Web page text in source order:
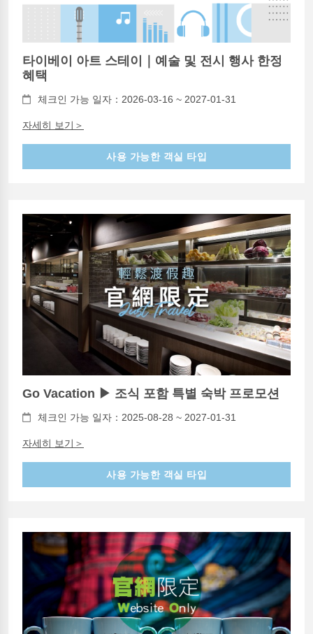
타이베이 아트 스테이｜예술 및 전시 행사 한정
혜택
체크인 가능 일자：2026-03-16 ~ 2027-01-31
자세히 보기＞
사용 가능한 객실 타입
Go Vacation ▶ 조식 포함 특별 숙박 프로모션
체크인 가능 일자：2025-08-28 ~ 2027-01-31
자세히 보기＞
사용 가능한 객실 타입